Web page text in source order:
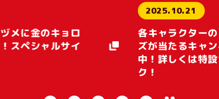
各キャラクターのオリジナルグッ
ズが当たるキャンペーンを実施
中！詳しくは特設サイトをチェッ